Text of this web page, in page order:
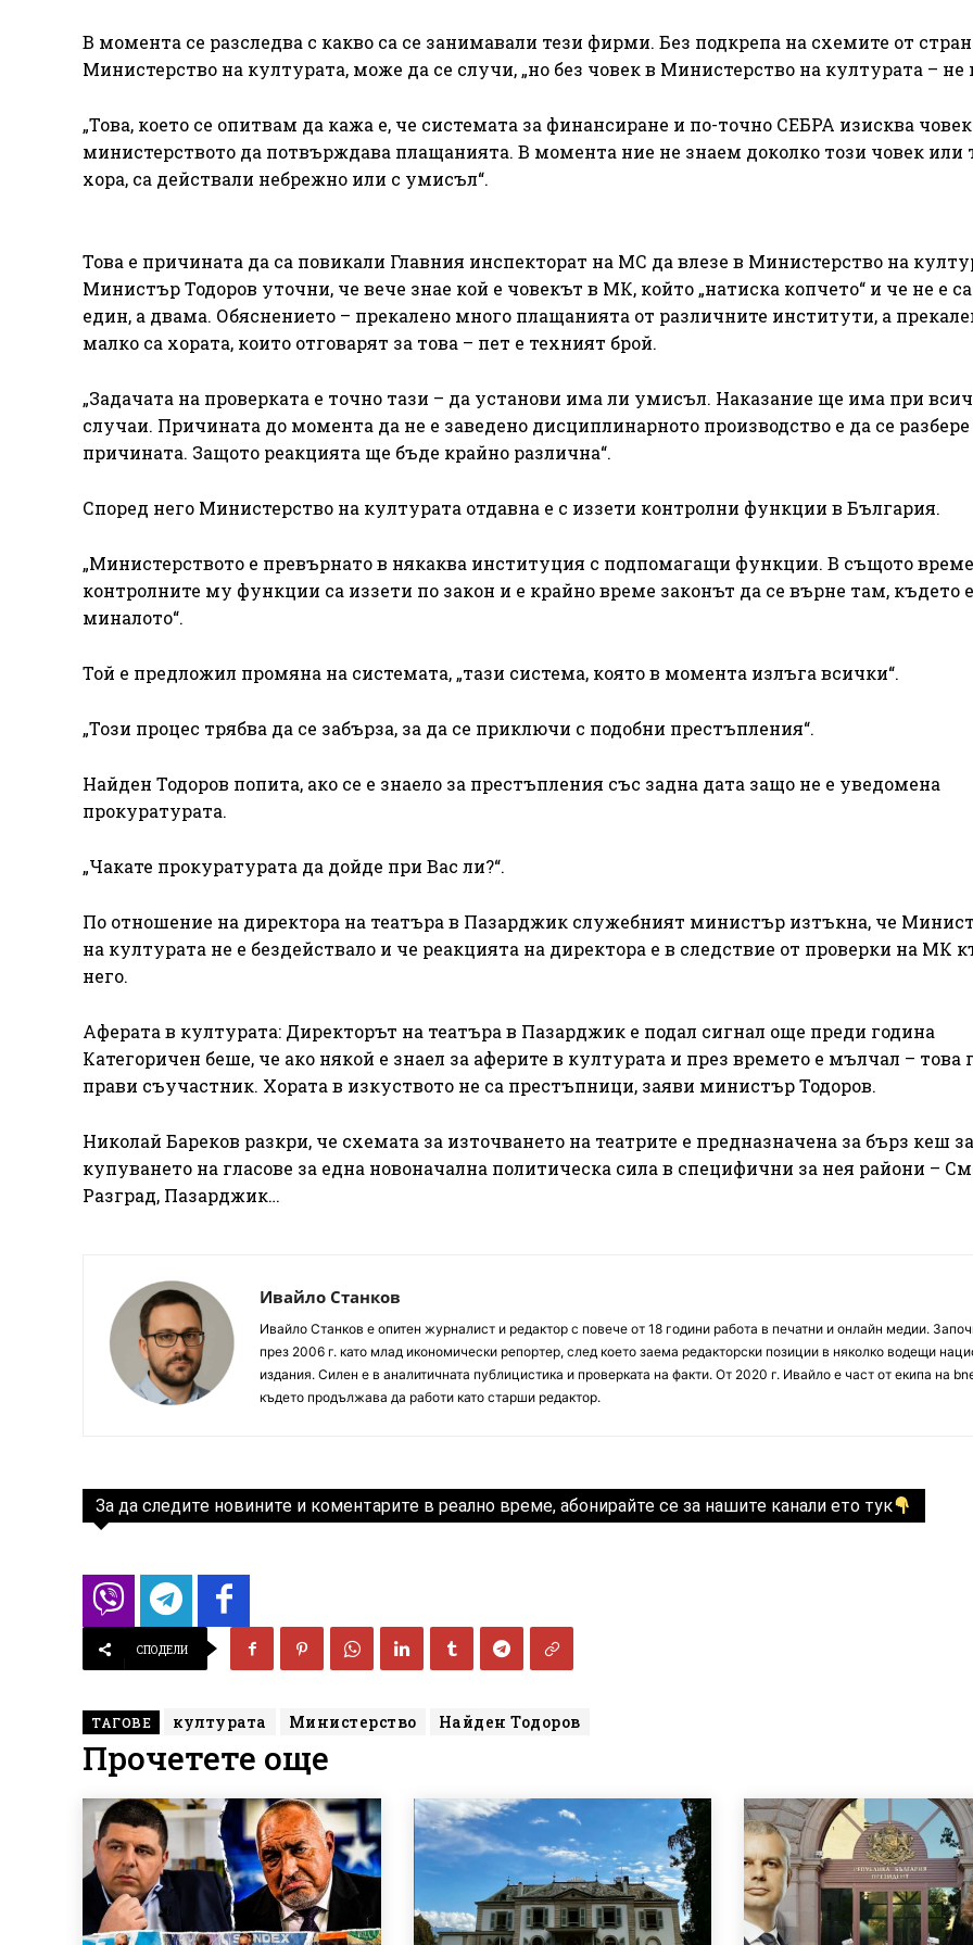
В момента се разследва с какво са се занимавали тези фирми. Без подкрепа на схемите от
Министерство на културата, може да се случи, „но без човек в Министерство на културата – не
„Това, което се опитвам да кажа е, че системата за финансиране и по-точно СЕБРА изисква
министерството да потвърждава плащанията. В момента ние не знаем доколко този човек или
хора, са действали небрежно или с умисъл“.
Това е причината да са повикали Главния инспекторат на МС да влезе в Министерство на
Министър Тодоров уточни, че вече знае кой е човекът в МК, който „натиска копчето“ и че не е
един, а двама. Обяснението – прекалено много плащанията от различните институти, а
малко са хората, които отговарят за това – пет е техният брой.
„Задачата на проверката е точно тази – да установи има ли умисъл. Наказание ще има при
случаи. Причината до момента да не е заведено дисциплинарното производство е да се разбере
причината. Защото реакцията ще бъде крайно различна“.
Според него Министерство на културата отдавна е с иззети контролни функции в България.
„Министерството е превърнато в някаква институция с подпомагащи функции. В същото време
контролните му функции са иззети по закон и е крайно време законът да се върне там, където
миналото“.
Той е предложил промяна на системата, „тази система, която в момента излъга всички“.
„Този процес трябва да се забърза, за да се приключи с подобни престъпления“.
Найден Тодоров попита, ако се е знаело за престъпления със задна дата защо не е уведомена
прокуратурата.
„Чакате прокуратурата да дойде при Вас ли?“.
По отношение на директора на театъра в Пазарджик служебният министър изтъкна, че
на културата не е бездействало и че реакцията на директора е в следствие от проверки на МК
него.
Аферата в културата: Директорът на театъра в Пазарджик е подал сигнал още преди година
Категоричен беше, че ако някой е знаел за аферите в културата и през времето е мълчал – това
прави съучастник. Хората в изкуството не са престъпници, заяви министър Тодоров.
Николай Бареков разкри, че схемата за източването на театрите е предназначена за бърз кеш за
купуването на гласове за една новоначална политическа сила в специфични за нея райони –
Разград, Пазарджик…
Ивайло Станков
Ивайло Станков е опитен журналист и редактор с повече от 18 години работа в печатни и онлайн медии.
през 2006 г. като млад икономически репортер, след което заема редакторски позиции в няколко водещи
издания. Силен е в аналитичната публицистика и проверката на факти. От 2020 г. Ивайло е част от екипа на
където продължава да работи като старши редактор.
За да следите новините и коментарите в реално време, абонирайте се за нашите канали ето тук
СПОДЕЛИ
ТАГОВЕ културата Министерство Найден Тодоров
Прочетете още